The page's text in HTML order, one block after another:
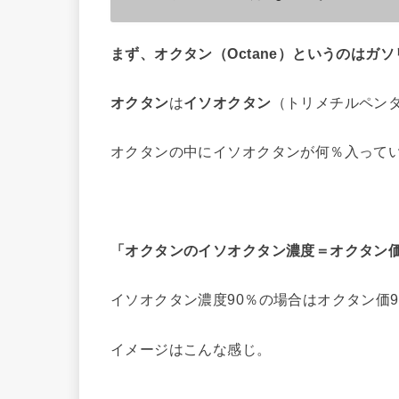
まず、オクタン（Octane）というのはガ
オクタンはイソオクタン （トリメチルペン
オクタンの中にイソオクタンが何％入って
「オクタンのイソオクタン濃度＝オクタン
イソオクタン濃度90％の場合はオクタン価
イメージはこんな感じ。